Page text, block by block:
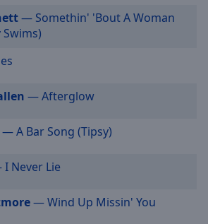
— Somethin' 'Bout A Woman
— Afterglow
— A Bar Song (Tipsy)
Never Lie
— Wind Up Missin' You